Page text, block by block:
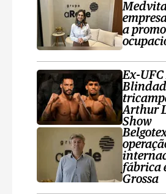
a
Ex-
Arthur
Show
fábrica
Grossa